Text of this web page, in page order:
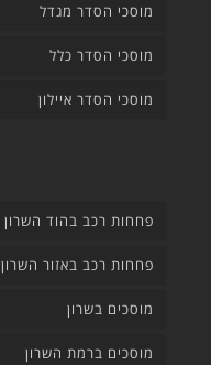
מוסכי הסדר מגדל
מוסכי הסדר כלל
מוסכי הסדר איילון
פחחות רכב בהוד השרון
פחחות רכב באזור השרון
מוסכים בשרון
מוסכים ברמת השרון